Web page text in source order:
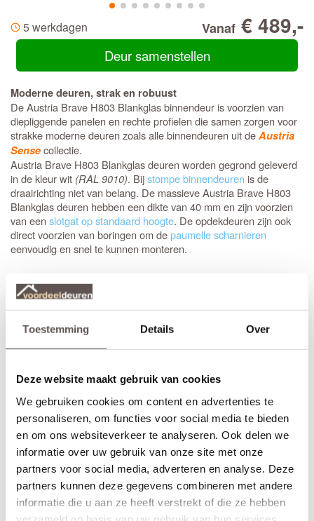
Toestemming Details Over
Deze website maakt gebruik van cookies
We gebruiken cookies om content en advertenties te
personaliseren, om functies voor social media te bieden
en om ons websiteverkeer te analyseren. Ook delen we
informatie over uw gebruik van onze site met onze
partners voor social media, adverteren en analyse. Deze
partners kunnen deze gegevens combineren met andere
informatie die u aan ze heeft verstrekt of die ze hebben
5 werkdagen Vanaf € 489,-
Deur samenstellen
Moderne deuren, strak en robuust
De Austria Brave H803 Blankglas binnendeur is voorzien van
diepliggende panelen en rechte profielen die samen zorgen voor
strakke moderne deuren zoals alle binnendeuren uit deAustria
Sensecollectie.
Austria Brave H803 Blankglas deuren worden gegrond geleverd
in de kleur wit (RAL 9010). Bijstompe binnendeuren is de
draairichting niet van belang. De massieve Austria Brave H803
Blankglas deuren hebben een dikte van 40 mm en zijn voorzien
van eenslotgat op standaard hoogte. De opdekdeuren zijn ook
direct voorzien van boringen om depaumelle scharnieren
eenvoudig en snel te kunnen monteren.
en zijn identiek aan beide zijde van de binnendeur. Liever een
Zelf passend maken of op maat bestellen
deurstijlen, de bovendorpel en onderdorpel 10 mm in te korten.
10 mm in te korten. De garantie van 12 jaar blijft van kracht
binnen deze aangegeven marges.
Thuisbezorgd in slechts 4 werkdagen
* (Bewerkingen zoals een extra tochtvaldorpel verlengt de
levertijd met 3 werkdagen)
Kenmerken Austria Brave H803 Blankglas